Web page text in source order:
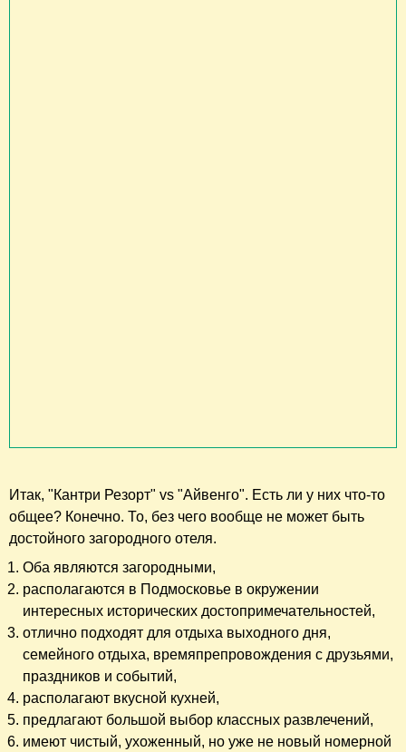
Итак, "Кантри Резорт" vs "Айвенго". Есть ли у них что-то
общее? Конечно. То, без чего вообще не может быть
достойного загородного отеля.
Оба являются загородными,
располагаются в Подмосковье в окружении
интересных исторических достопримечательностей,
отлично подходят для отдыха выходного дня,
семейного отдыха, времяпрепровождения с друзьями,
праздников и событий,
располагают вкусной кухней,
предлагают большой выбор классных развлечений,
имеют чистый, ухоженный, но уже не новый номерной